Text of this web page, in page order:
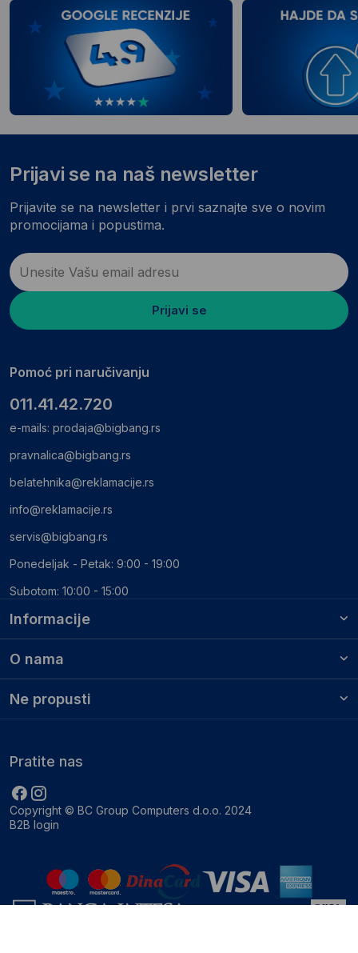
Informacije
O nama
Ne propusti
Prijavi se na naš newsletter
Prijavite se na newsletter i prvi saznajte sve o novim
promocijama i popustima.
Prijavi se
Pomoć pri naručivanju
011.41.42.720
e-mails: prodaja@bigbang.rs
pravnalica@bigbang.rs
belatehnika@reklamacije.rs
info@reklamacije.rs
servis@bigbang.rs
Ponedeljak - Petak: 9:00 - 19:00
Subotom: 10:00 - 15:00
Copyright © BC Group Computers d.o.o. 2024
B2B login
Pratite nas